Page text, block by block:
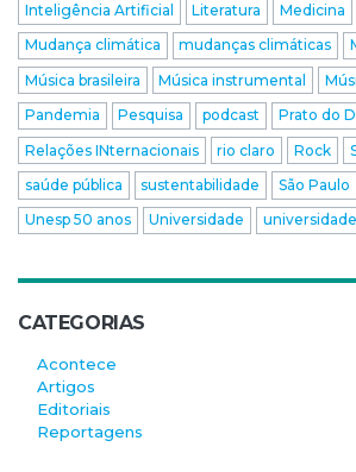
Inteligência Artificial
Literatura Medicina
Mudança climática
mudanças climáticas
Música brasileira
Música instrumental
Pandemia
Pesquisa podcast Prato do
Relações INternacionais
rio claro Rock
saúde pública
sustentabilidade São Paulo
Unesp 50 anos
Universidade
CATEGORIAS
Acontece
Artigos
Editoriais
Reportagens